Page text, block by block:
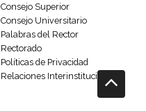
Consejo Superior
Consejo Universitario
Palabras del Rector
Rectorado
Políticas de Privacidad
Relaciones Interinstitucionales